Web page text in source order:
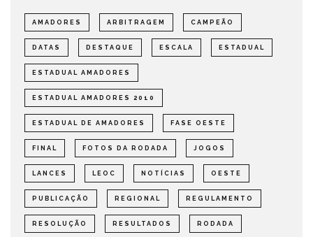
AMADORES ARBITRAGEM CAMPEÃO
DATAS DESTAQUE ESCALA ESTADUAL
ESTADUAL AMADORES
ESTADUAL AMADORES 2010
ESTADUAL DE AMADORES FASE OESTE
FINAL FOTOS DA RODADA JOGOS
LANCES LEOC NOTÍCIAS OESTE
PUBLICAÇÃO REGIONAL REGULAMENTO
RESOLUÇÃO RESULTADOS RODADA